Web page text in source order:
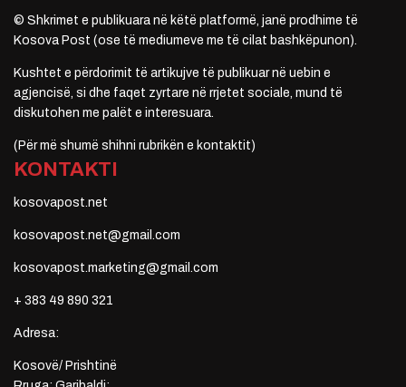
© Shkrimet e publikuara në këtë platformë, janë prodhime të
Kosova Post (ose të mediumeve me të cilat bashkëpunon).
Kushtet e përdorimit të artikujve të publikuar në uebin e
agjencisë, si dhe faqet zyrtare në rrjetet sociale, mund të
diskutohen me palët e interesuara.
(Për më shumë shihni rubrikën e kontaktit)
KONTAKTI
kosovapost.net
kosovapost.net@gmail.com
kosovapost.marketing@gmail.com
+ 383 49 890 321
Adresa:
Kosovë/ Prishtinë